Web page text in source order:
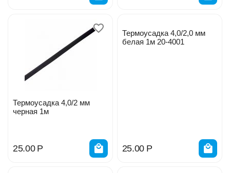
Термоусадка 4,0/2 мм
черная 1м
25.00 Р
Термоусадка 4,0/2,0 мм
белая 1м 20-4001
25.00 Р